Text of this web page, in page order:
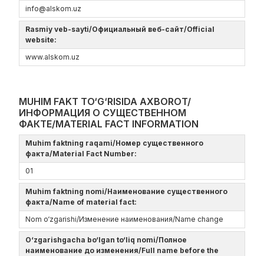
info@alskom.uz
Rasmiy veb-sayti/Официальный веб-сайт/Official
website:
www.alskom.uz
MUHIM FAKT TO‘G‘RISIDA AXBOROT/
ИНФОРМАЦИЯ О СУЩЕСТВЕННОМ
ФАКТЕ/MATERIAL FACT INFORMATION
Muhim faktning raqami/Номер существенного
факта/Material Fact Number:
01
Muhim faktning nomi/Наименование существенного
факта/Name of material fact:
Nom o‘zgarishi/Изменение наименования/Name change
O‘zgarishgacha bo‘lgan to‘liq nomi/Полное
наименование до изменения/Full name before the